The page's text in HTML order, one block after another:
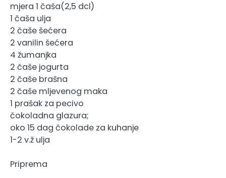
mjera 1 čaša(2,5 dcl)
1 čaša ulja
2 čaše šećera
2 vanilin šećera
4 žumanjka
2 čaše jogurta
2 čaše brašna
2 čaše mljevenog maka
1 prašak za pecivo
čokoladna glazura;
oko 15 dag čokolade za kuhanje
1-2 v.ž ulja
Priprema